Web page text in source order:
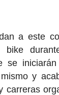
a este
bike
se
y
carreras